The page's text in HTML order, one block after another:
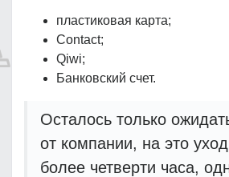
пластиковая карта;
Contact;
Qiwi;
Банковский счет.
Осталось только
от компании, на это
более четверти часа,